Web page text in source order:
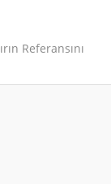
Referansını